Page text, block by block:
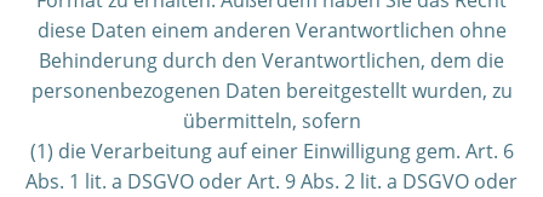
diese Daten einem anderen Verantwortlichen ohne
Behinderung durch den Verantwortlichen, dem die
personenbezogenen Daten bereitgestellt wurden, zu
übermitteln, sofern
(1) die Verarbeitung auf einer Einwilligung gem. Art. 6
Abs. 1 lit. a DSGVO oder Art. 9 Abs. 2 lit. a DSGVO oder